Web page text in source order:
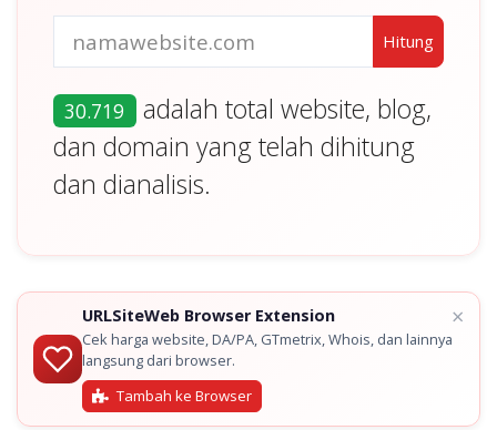
30.719 adalah total website, blog,
dan domain yang telah dihitung
dan dianalisis.
URLSiteWeb Browser Extension
Cek harga website, DA/PA, GTmetrix, Whois, dan lainnya
langsung dari browser.
Tambah ke Browser
×